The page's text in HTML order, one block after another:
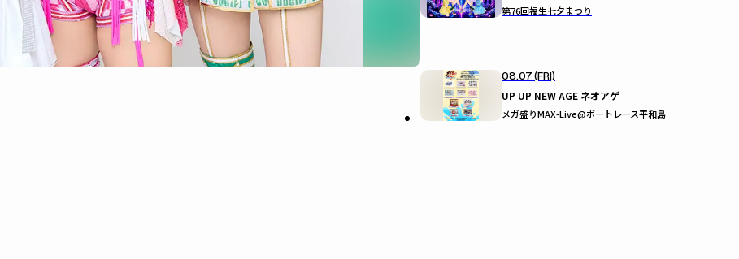
第76回福生七夕まつり
08.07 (FRI)
UP UP NEW AGE ネオアゲ
メガ盛りMAX-Live@ボートレース平和島